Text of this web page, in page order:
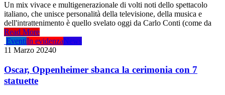
Un mix vivace e multigenerazionale di volti noti dello spettacolo
italiano, che unisce personalità della televisione, della musica e
dell'intrattenimento è quello svelato oggi da Carlo Conti (come da
Read More
EventiIn evidenzaNews
11 Marzo 20240
Oscar, Oppenheimer sbanca la cerimonia con 7
statuette